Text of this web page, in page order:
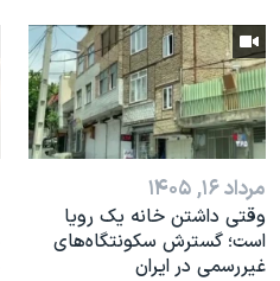
مرداد ۱۶, ۱۴۰۵
وقتی داشتن خانه یک رویا
است؛ گسترش سکونتگاه‌های
غیررسمی در ایران